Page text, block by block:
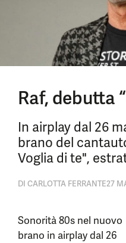
Raf, debutta
In airplay dal 26
brano del
Voglia di te",
DI CARLOTTA FERRANTE27
Sonorità 80s nel nuovo
brano in airplay dal 26